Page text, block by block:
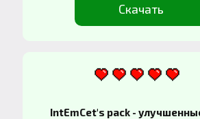
Скачать
IntEmCet's pack -